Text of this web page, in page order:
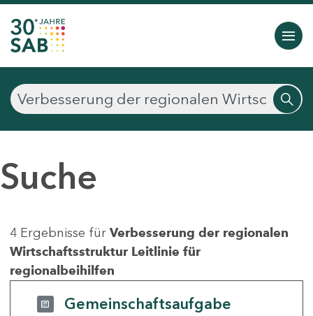
Suche
4 Ergebnisse für Verbesserung der regionalen
Wirtschaftsstruktur Leitlinie für
regionalbeihilfen
Gemeinschaftsaufgabe